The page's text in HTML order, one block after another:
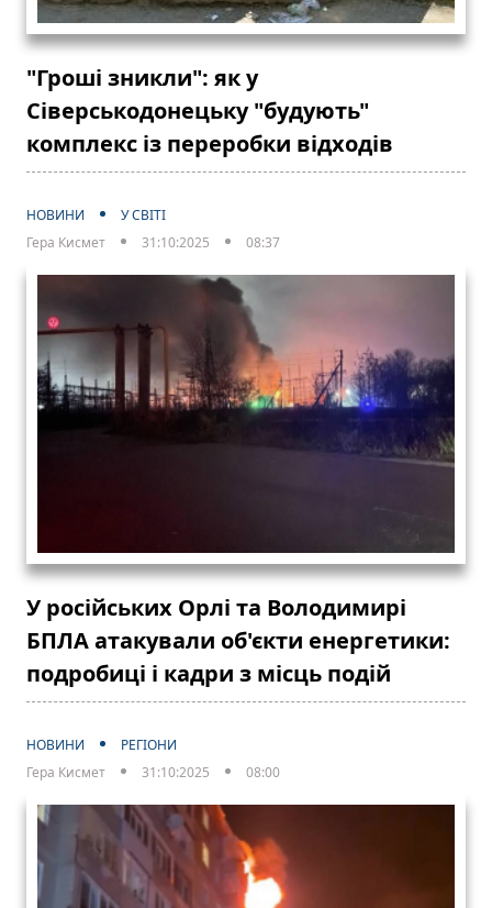
"Гроші зникли": як у
Сіверськодонецьку "будують"
комплекс із переробки відходів
НОВИНИ
У СВІТІ
Гера Кисмет
31:10:2025 08:37
У російських Орлі та Володимирі
БПЛА атакували об'єкти енергетики:
подробиці і кадри з місць подій
НОВИНИ
РЕГІОНИ
Гера Кисмет
31:10:2025 08:00